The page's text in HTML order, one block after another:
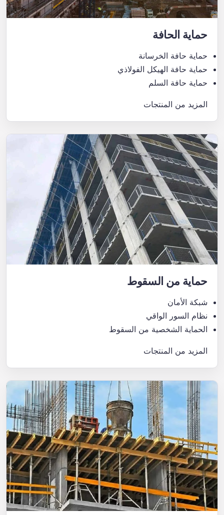
حماية الحافة
حماية حافة الخرسانة
حماية حافة الهيكل الفولاذي
حماية حافة السلم
المزيد من المنتجات
حماية من السقوط
شبكة الأمان
نظام السور الواقي
الحماية الشخصية من السقوط
المزيد من المنتجات